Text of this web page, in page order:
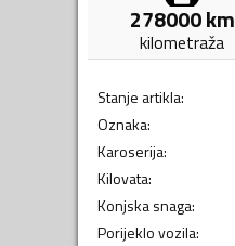
278000km
kilometraža
Stanje artikla:
Oznaka:
Karoserija:
Kilovata:
Konjska snaga:
Porijeklo vozila: